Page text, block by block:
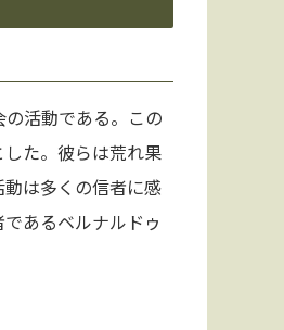
活動である。この
た。彼らは荒れ果
は多くの信者に感
あるベルナルドゥ